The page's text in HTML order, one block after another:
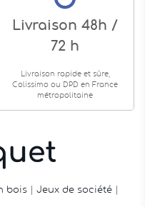
Livraison 48h /
72 h
Livraison rapide et sûre,
Colissimo ou DPD en France
métropolitaine
bois Jeux de société